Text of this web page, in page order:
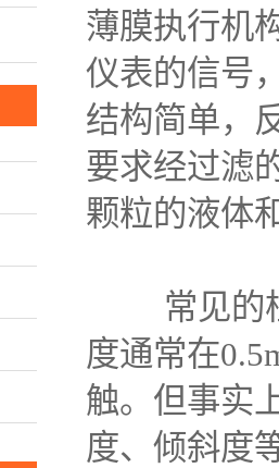
薄膜执行机
仪表的信号
结构简单，
要求经过滤
颗粒的液体
常见的柱
度通常在
触。但事实
度、倾斜度